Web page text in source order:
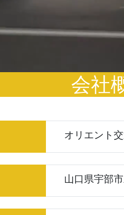
会社
オリエント
山口県宇部